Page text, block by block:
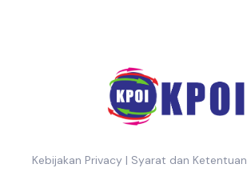
Kebijakan Privacy| Syarat dan Ketentuan